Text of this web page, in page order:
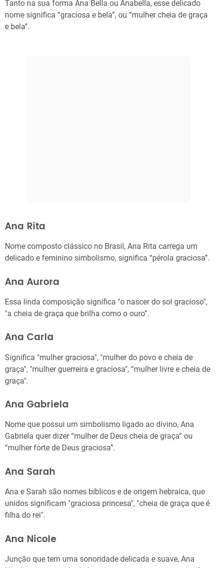
Tanto na sua forma Ana Bella ou Anabella, esse delicado
nome significa “graciosa e bela”, ou “mulher cheia de graça
e bela”.
Ana Rita
Nome composto clássico no Brasil, Ana Rita carrega um
delicado e feminino simbolismo, significa “pérola graciosa”.
Ana Aurora
Essa linda composição significa "o nascer do sol gracioso",
"a cheia de graça que brilha como o ouro”.
Ana Carla
Significa "mulher graciosa", "mulher do povo e cheia de
graça", "mulher guerreira e graciosa", “mulher livre e cheia de
graça".
Ana Gabriela
Nome que possui um simbolismo ligado ao divino, Ana
Gabriela quer dizer “mulher de Deus cheia de graça” ou
“mulher forte de Deus graciosa”.
Ana Sarah
Ana e Sarah são nomes bíblicos e de origem hebraica, que
unidos significam "graciosa princesa", "cheia de graça que é
filha do rei".
Ana Nicole
Junção que tem uma sonoridade delicada e suave, Ana